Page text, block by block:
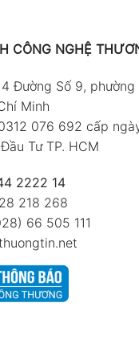
CÔNG NGHỆ
Đường Số 9, phường
Minh
076 692 cấp
Tư TP. HCM
2222 14
218 268
66 505 111